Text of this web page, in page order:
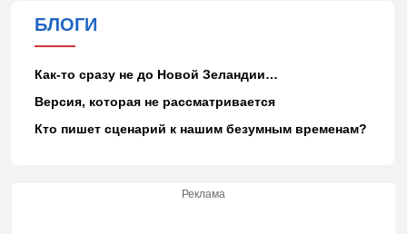
БЛОГИ
Как-то сразу не до Новой Зеландии…
Версия, которая не рассматривается
Кто пишет сценарий к нашим безумным временам?
Реклама